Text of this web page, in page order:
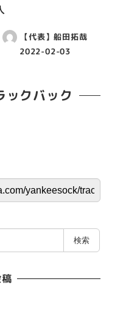
【代表】船田拓哉
2022-02-03
ックバック
検索